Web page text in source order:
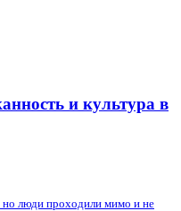
и культура в
но люди проходили мимо и не